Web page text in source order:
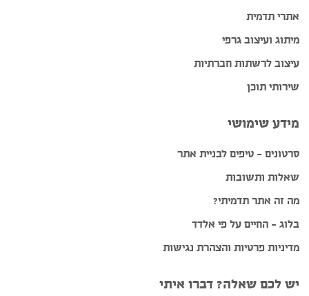
אתרי תדמית
מיתוג ועיצוב גרפי
עיצוב לרשתות חברתיות
שירותי תוכן
מידע שימושי
סרטונים – טיפים לבניית אתר
שאלות ותשובות
מה זה אתר תדמיתי?
בלוג – החיים על פי אלדד
מדיניות פרטיות והצהרת נגישות
יש לכם שאלה? דברו איתי